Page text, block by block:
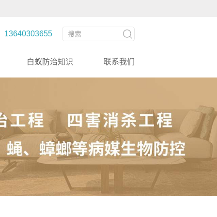
13640303655
白蚁防治知识 联系我们